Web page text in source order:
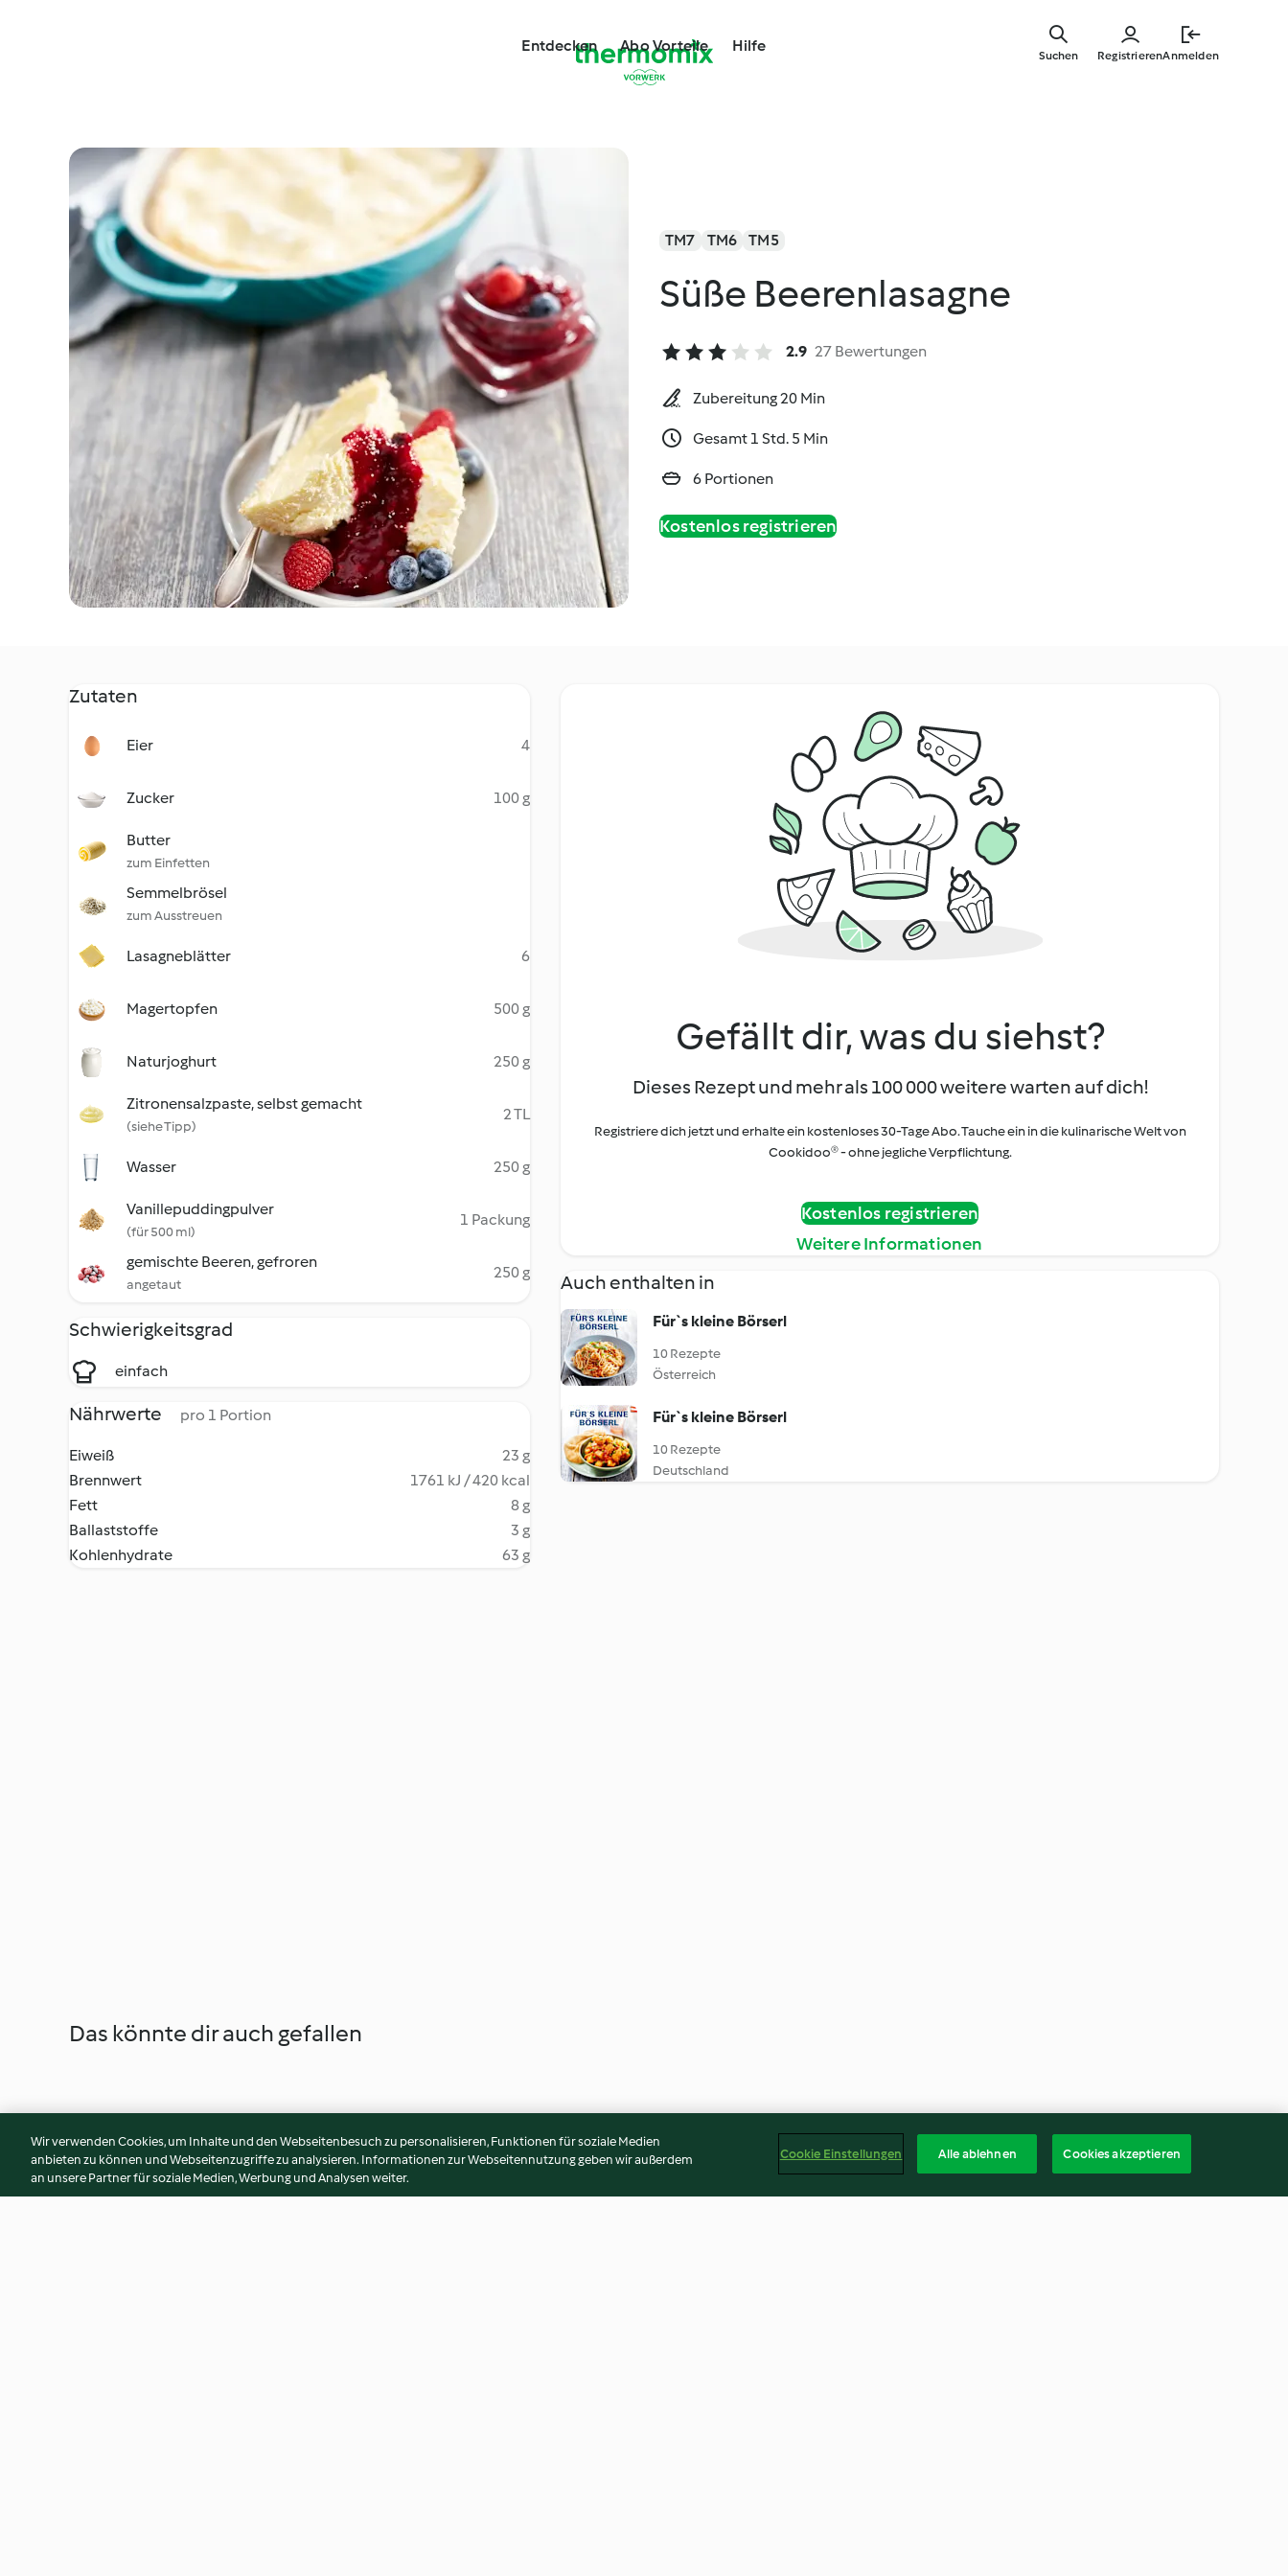
Entdecken Abo Vorteile Hilfe
RegistrierenAnmelden
Suchen
TM7 TM6 TM5
Süße Beerenlasagne
2.9 27 Bewertungen
Zubereitung 20 Min
Gesamt 1 Std. 5 Min
6 Portionen
Kostenlos registrieren
Zutaten
Eier 4
Zucker 100 g
Butter
zum Einfetten
Semmelbrösel
zum Ausstreuen
Lasagneblätter 6
Magertopfen 500 g
Naturjoghurt 250 g
Zitronensalzpaste, selbst gemacht
(siehe Tipp)
2 TL
Wasser 250 g
Vanillepuddingpulver
(für 500 ml)
1 Packung
gemischte Beeren, gefroren
angetaut
250 g
Schwierigkeitsgrad
einfach
Nährwerte pro 1 Portion
Eiweiß
23 g
Brennwert
1761 kJ / 420 kcal
Fett
8 g
Ballaststoffe
3 g
Kohlenhydrate
63 g
Gefällt dir, was du siehst?
Dieses Rezept und mehr als 100 000 weitere warten auf dich!
Registriere dich jetzt und erhalte ein kostenloses 30-Tage Abo. Tauche ein in die kulinarische Welt von
Cookidoo® - ohne jegliche Verpflichtung.
Kostenlos registrieren
Weitere Informationen
Auch enthalten in
Für`s kleine Börserl
10 Rezepte
Österreich
Für`s kleine Börserl
10 Rezepte
Deutschland
Das könnte dir auch gefallen
Wir verwenden Cookies, um Inhalte und den Webseitenbesuch zu personalisieren, Funktionen für soziale Medien
anbieten zu können und Webseitenzugriffe zu analysieren. Informationen zur Webseitennutzung geben wir außerdem
an unsere Partner für soziale Medien, Werbung und Analysen weiter.
Cookie Einstellungen Alle ablehnen Cookies akzeptieren